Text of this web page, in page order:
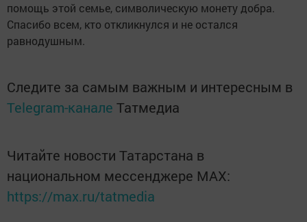
помощь этой семье, символическую монету добра.
Спасибо всем, кто откликнулся и не остался
равнодушным.
Следите за самым важным и интересным в
Telegram-канале Татмедиа
Читайте новости Татарстана в
национальном мессенджере MАХ:
https://max.ru/tatmedia